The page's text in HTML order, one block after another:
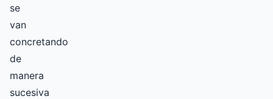
se
van
concretando
de
manera
sucesiva